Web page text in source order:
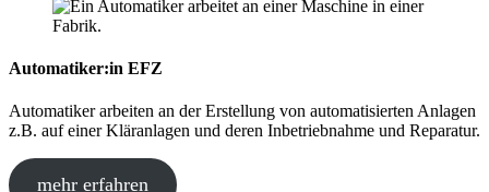
Automatiker:in EFZ
Automatiker arbeiten an der Erstellung von automatisierten Anlagen
z.B. auf einer Kläranlagen und deren Inbetriebnahme und Reparatur.
mehr erfahren